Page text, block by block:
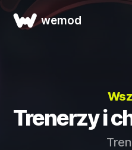
wemod
Trenerzy i